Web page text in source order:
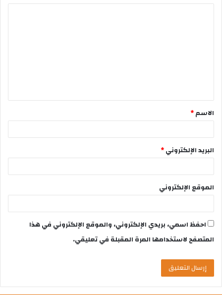
الاسم*
البريد الإلكتروني*
الموقع الإلكتروني
احفظ اسمي، بريدي الإلكتروني، والموقع الإلكتروني في هذا
المتصفح لاستخدامها المرة المقبلة في تعليقي.